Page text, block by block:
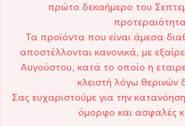
πρώτο δεκαήμερο του
Τα προϊόντα που είναι άμεσα
αποστέλλονται κανονικά, με
Αυγούστου, κατά το οποίο η
κλειστή λόγω θερινών
Σας ευχαριστούμε για την
όμορφο και ασφαλές